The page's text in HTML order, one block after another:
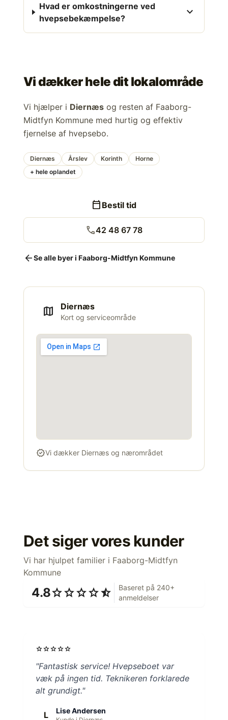
Hvad er omkostningerne ved
hvepsebekæmpelse?
expand_more
Vi dækker hele dit lokalområde
Vi hjælper i Diernæs og resten af Faaborg-
Midtfyn Kommune med hurtig og effektiv
fjernelse af hvepsebo.
Diernæs Årslev Korinth
Horne
+ hele oplandet
calendar_today Bestil tid
call42 48 67 78
arrow_backSe alle byer i Faaborg-Midtfyn Kommune
map Diernæs
Kort og serviceområde
verifiedVi dækker Diernæs og nærområdet
Det siger vores kunder
Vi har hjulpet familier i Faaborg-Midtfyn
Kommune
4.8starstarstarstarstar_half
Baseret på 240+
anmeldelser
starstarstarstarstar
"Fantastisk service! Hvepseboet var
væk på ingen tid. Teknikeren forklarede
alt grundigt."
L Lise Andersen